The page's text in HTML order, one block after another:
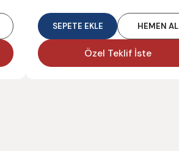
SEPETE EKLE HEMEN AL
Özel Teklif İste